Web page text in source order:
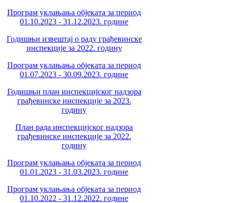
Програм уклањања објеката за период
01.10.2023 - 31.12.2023. године
Годишњи извештај о раду грађевинске
инспекције за 2022. годину
Програм уклањања објеката за период
01.07.2023 - 30.09.2023. године
Годишњи план инспекцијског надзора
грађевинске инспекције за 2023.
годину
План рада инспекцијског надзора
грађевинске инспекције за 2022.
годину
Програм уклањања објеката за период
01.01.2023 - 31.03.2023. године
Програм уклањања објеката за период
01.10.2022 - 31.12.2022. године